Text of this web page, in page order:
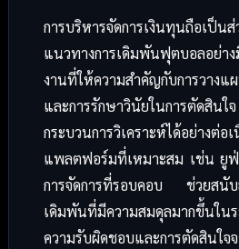
การบริหารจัดการเงินทุนถือเป็น
แนวทางการเดิมพันฟุตบอลอย่
งานที่ให้ความสำคัญกับการวาง
และการรักษาวินัยในการตัดสิ
กระบวนการวิเคราะห์ได้อย่าง
แพลตฟอร์มที่เหมาะสม เช่น ยู
การจัดการที่รอบคอบ ช่วยสนับ
เดิมพันที่มีความสมดุลมากขึ้นใ
ความรับผิดชอบและการตัดสินใจ